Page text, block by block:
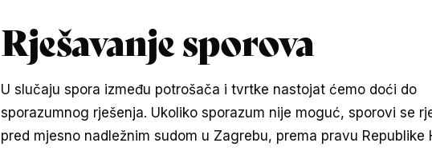
Rješavanje sporova
U slučaju spora između potrošača i tvrtke nastojat ćemo doći do
sporazumnog rješenja. Ukoliko sporazum nije moguć, sporovi se
pred mjesno nadležnim sudom u Zagrebu, prema pravu Republike